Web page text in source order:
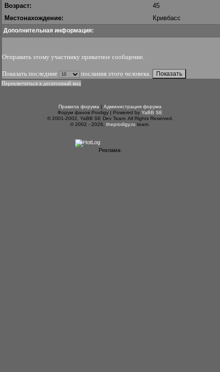
Возраст:
45
Местонахождение:
Кривбасс
Дополнительная информация:
Отправить этому участнику приватное сообщение.
Показать последние послания этого человека.
Переключиться в десктопный вид
Правила форума | Администрация форума
Форум фанов Prodigy | Powered by YaBB SE
© 2001-2002, YaBB SE Dev Team. All Rights Reserved.
© 2002 - 2026, theprodigy.ru team.
Реклама: